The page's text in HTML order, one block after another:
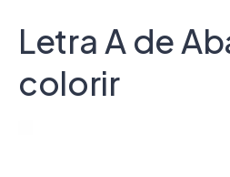
Letra A de
colorir